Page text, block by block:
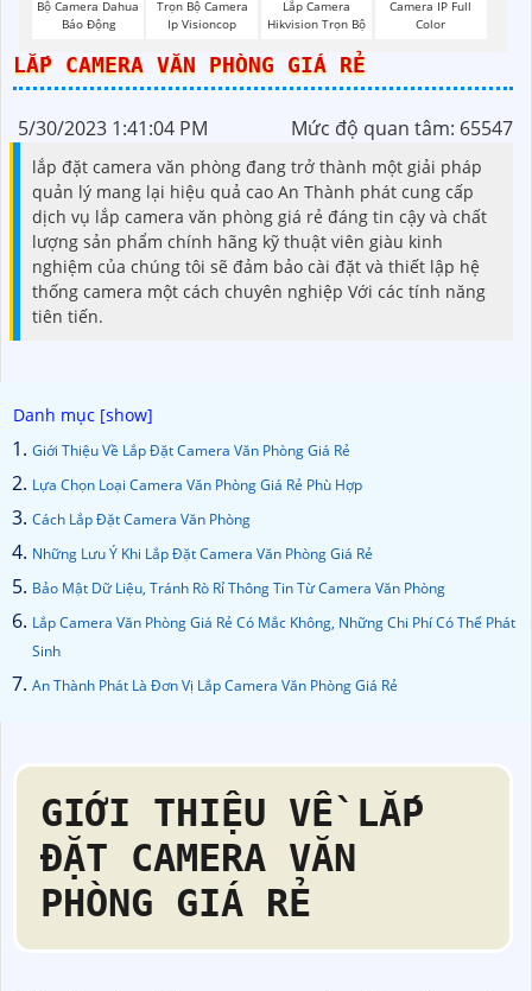
Bộ Camera Dahua
Báo Động
Trọn Bộ Camera
Ip Visioncop
Lắp Camera
Hikvision Trọn Bộ
Camera IP Full
Color
LẮP CAMERA VĂN PHÒNG GIÁ RẺ
5/30/2023 1:41:04 PM Mức độ quan tâm: 65547
lắp đặt camera văn phòng đang trở thành một giải pháp
quản lý mang lại hiệu quả cao An Thành phát cung cấp
dịch vụ lắp camera văn phòng giá rẻ đáng tin cậy và chất
lượng sản phẩm chính hãng kỹ thuật viên giàu kinh
nghiệm của chúng tôi sẽ đảm bảo cài đặt và thiết lập hệ
thống camera một cách chuyên nghiệp Với các tính năng
tiên tiến.
Giới Thiệu Về Lắp Đặt Camera Văn Phòng Giá Rẻ
Lựa Chọn Loại Camera Văn Phòng Giá Rẻ Phù Hợp
Cách Lắp Đặt Camera Văn Phòng
Những Lưu Ý Khi Lắp Đặt Camera Văn Phòng Giá Rẻ
Bảo Mật Dữ Liệu, Tránh Rò Rỉ Thông Tin Từ Camera Văn Phòng
Lắp Camera Văn Phòng Giá Rẻ Có Mắc Không, Những Chi Phí Có Thể Phát
Sinh
An Thành Phát Là Đơn Vị Lắp Camera Văn Phòng Giá Rẻ
GIỚI THIỆU VỀ LẮP
ĐẶT CAMERA VĂN
PHÒNG GIÁ RẺ